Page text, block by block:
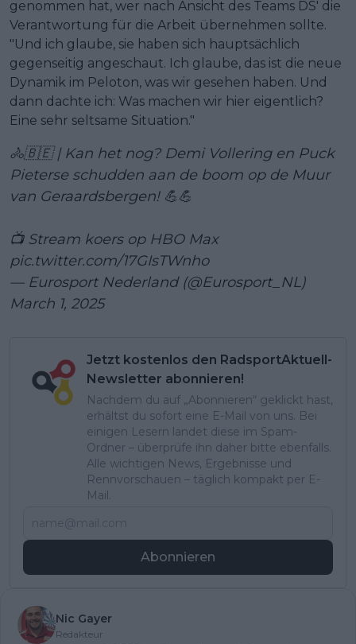
genommen hat, wer nach Ansicht des Teams DS' die
Verantwortung für die Arbeit übernehmen sollte.
"Und ich glaube, sie haben sich hauptsächlich
gegenseitig angeschaut. Ich glaube, das ist die neue
Dynamik im Peloton, was wir gesehen haben. Und
dann dachte ich: Was machen wir hier eigentlich?
Eine sehr seltsame Situation."
🚴🇧🇪 | Kan het nog? Demi Vollering en Puck
Pieterse schudden aan de boom op de Muur
van Geraardsbergen! 💪💪
📺 Stream koers op HBO Max
pic.twitter.com/17GIsTWnho
— Eurosport Nederland (@Eurosport_NL)
March 1, 2025
Jetzt kostenlos den RadsportAktuell-
Newsletter abonnieren!
Nachdem du auf „Abonnieren“ geklickt hast,
erhältst du sofort eine E-Mail von uns. Bei
einigen Lesern landet diese im Spam-
Ordner – überprüfe ihn daher bitte ebenfalls.
Alle wichtigen News, Ergebnisse und
Rennvorschauen – täglich kompakt per E-
Mail.
Abonnieren
Nic Gayer
Redakteur